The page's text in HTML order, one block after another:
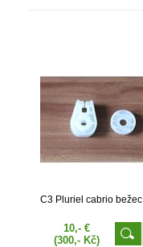
C3 Pluriel cabrio bežec
10,- €
(300,- Kč)